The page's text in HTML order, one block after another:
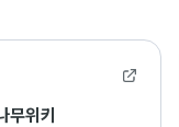
위키